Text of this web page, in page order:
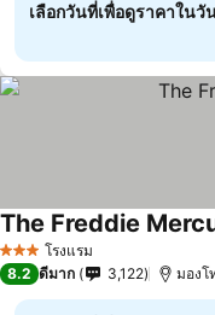
เลือกวันที่เพื่อดูราคาในวั
3 ดาว โรงแรม
The Freddie
8.2 ดีมาก 3,122 มองโ